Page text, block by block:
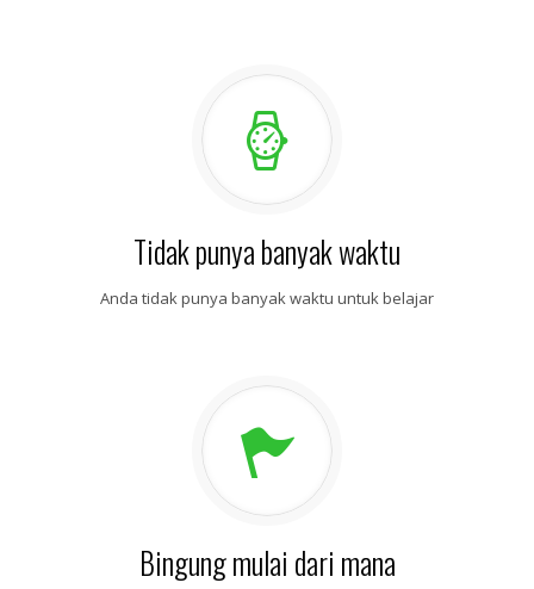
Tidak punya banyak waktu
Anda tidak punya banyak waktu untuk belajar
Bingung mulai dari mana